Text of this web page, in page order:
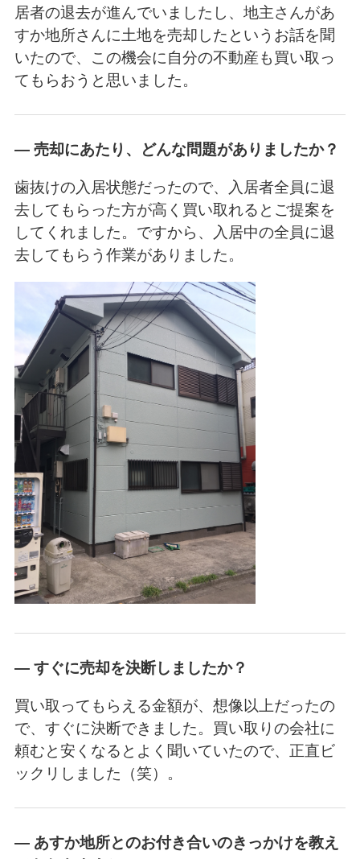
居者の退去が進んでいましたし、地主さんがあ
すか地所さんに土地を売却したというお話を聞
いたので、この機会に自分の不動産も買い取っ
てもらおうと思いました。
― 売却にあたり、どんな問題がありましたか？
歯抜けの入居状態だったので、入居者全員に退
去してもらった方が高く買い取れるとご提案を
してくれました。ですから、入居中の全員に退
去してもらう作業がありました。
― すぐに売却を決断しましたか？
買い取ってもらえる金額が、想像以上だったの
で、すぐに決断できました。買い取りの会社に
頼むと安くなるとよく聞いていたので、正直ビ
ックリしました（笑）。
― あすか地所とのお付き合いのきっかけを教え